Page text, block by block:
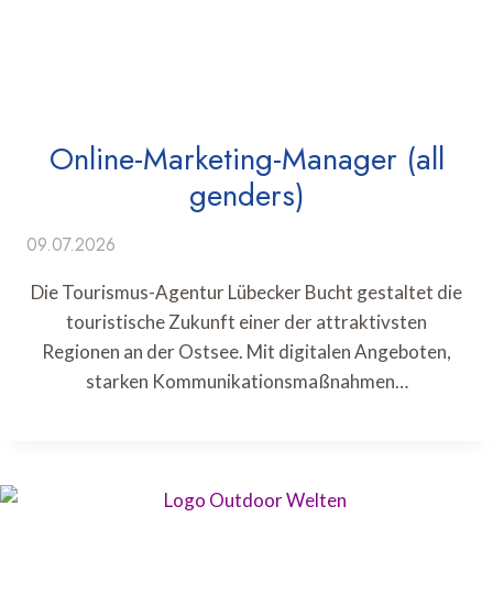
Online-Marketing-Manager (all
genders)
09.07.2026
Die Tourismus-Agentur Lübecker Bucht gestaltet die
touristische Zukunft einer der attraktivsten
Regionen an der Ostsee. Mit digitalen Angeboten,
starken Kommunikationsmaßnahmen…